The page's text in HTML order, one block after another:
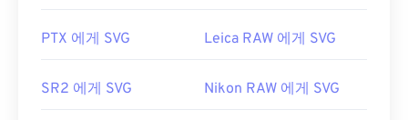
PTX 에게 SVG Leica RAW 에게 SVG
SR2 에게 SVG Nikon RAW 에게 SVG